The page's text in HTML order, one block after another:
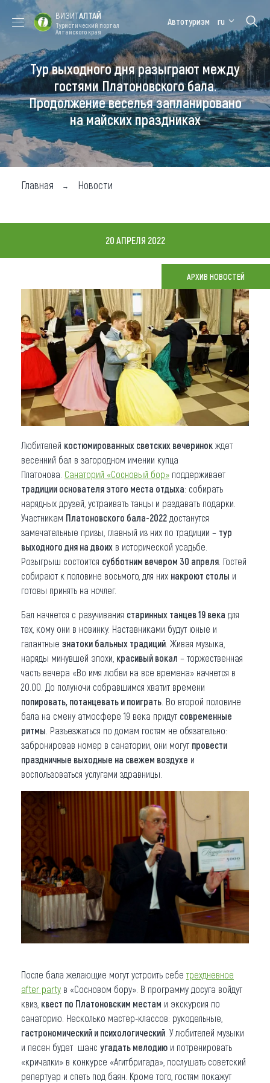
Форум VISIT
ALTAI
Цветение
маральника
Медицинский
форум
Алтайская
зимовка
Туры
Где побывать
Чем заняться
Где остановиться
Что привезти (сувениры)
О регионе
Коллекция впечатлений
Другие рубрики
ВИЗИТАЛТАЙ
Туристический портал
Алтайского края
Автотуризм ru
Тур выходного дня разыграют между
гостями Платоновского бала.
Продолжение веселья запланировано
на майских праздниках
Главная Новости
20 АПРЕЛЯ 2022
АРХИВ НОВОСТЕЙ
Любителей костюмированных светских вечеринок ждет
весенний бал в загородном имении купца
Платонова. Санаторий «Сосновый бор» поддерживает
традиции основателя этого места отдыха: собирать
нарядных друзей, устраивать танцы и раздавать подарки.
Участникам Платоновского бала-2022 достанутся
замечательные призы, главный из них по традиции – тур
выходного дня на двоих в исторической усадьбе.
Розыгрыш состоится субботним вечером 30 апреля . Гостей
собирают к половине восьмого, для них накроют столы и
готовы принять на ночлег.
Бал начнется с разучивания старинных танцев 19 века для
тех, кому они в новинку. Наставниками будут юные и
галантные знатоки бальных традиций . Живая музыка,
наряды минувшей эпохи, красивый вокал – торжественная
часть вечера «Во имя любви на все времена» начнется в
20.00. До полуночи собравшимся хватит времени
попировать, потанцевать и поиграть . Во второй половине
бала на смену атмосфере 19 века придут современные
ритмы . Разъезжаться по домам гостям не обязательно:
забронировав номер в санатории, они могут провести
праздничные выходные на свежем воздухе и
воспользоваться услугами здравницы.
После бала желающие могут устроить себе трехдневное
after party в «Сосновом бору». В программу досуга войдут
квиз, квест по Платоновским местам и экскурсия по
санаторию. Несколько мастер-классов: рукодельные,
гастрономический и психологический . У любителей музыки
и песен будет шанс угадать мелодию и потренировать
«кричалки» в конкурсе «Агитбригада», послушать советский
репертуар и спеть под баян. Кроме того, гостям покажут